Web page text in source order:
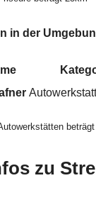
in der
zu